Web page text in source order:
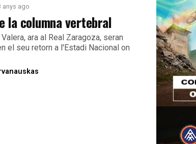
anys ago
la columna vertebral
ara al Real Zaragoza, seran
el seu retorn a l'Estadi Nacional on